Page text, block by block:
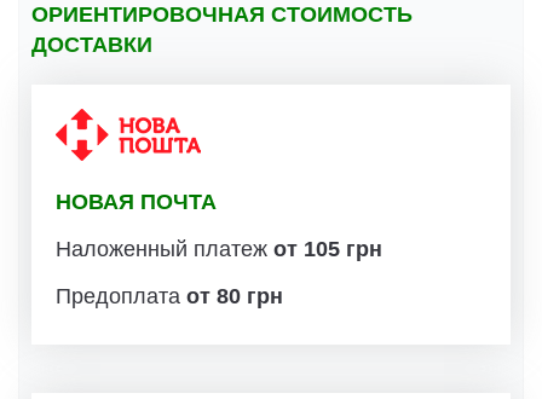
ОРИЕНТИРОВОЧНАЯ СТОИМОСТЬ
ДОСТАВКИ
НОВАЯ ПОЧТА
Наложенный платеж от 105 грн
Предоплата от 80 грн